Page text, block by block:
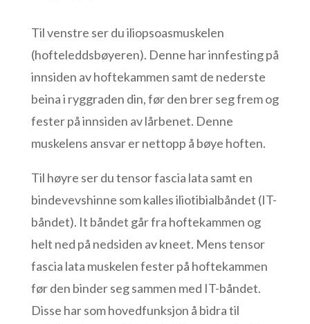
Til venstre ser du iliopsoasmuskelen
(hofteleddsbøyeren). Denne har innfesting på
innsiden av hoftekammen samt de nederste
beina i ryggraden din, før den brer seg frem og
fester på innsiden av lårbenet. Denne
muskelens ansvar er nettopp å bøye hoften.
Til høyre ser du tensor fascia lata samt en
bindevevshinne som kalles iliotibialbåndet (IT-
båndet). It båndet går fra hoftekammen og
helt ned på nedsiden av kneet. Mens tensor
fascia lata muskelen fester på hoftekammen
før den binder seg sammen med IT-båndet.
Disse har som hovedfunksjon å bidra til